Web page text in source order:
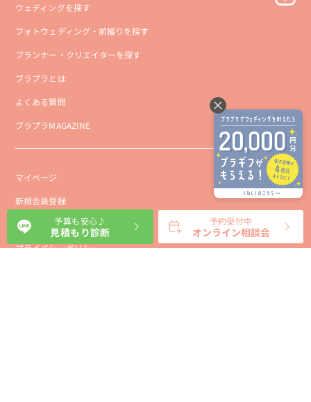
ウェディングを探す
フォトウェディング・前撮りを探す
プランナー・クリエイターを探す
ブラプラとは
よくある質問
ブラプラMAGAZINE
マイページ
新規会員登録
会社概要
プライバシーポリシー
予算も安心♪
見積もり診断
予約受付中
オンライン相談会